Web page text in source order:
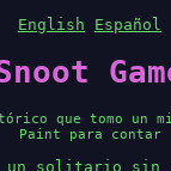
English Español
que tomo un
Paint para contar
un solitario